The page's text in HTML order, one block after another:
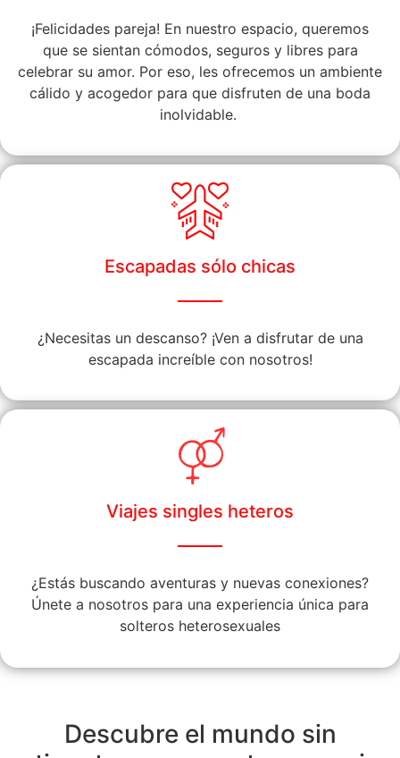
¡Felicidades pareja! En nuestro espacio, queremos
que se sientan cómodos, seguros y libres para
celebrar su amor. Por eso, les ofrecemos un ambiente
cálido y acogedor para que disfruten de una boda
inolvidable.
Escapadas sólo chicas
¿Necesitas un descanso? ¡Ven a disfrutar de una
escapada increíble con nosotros!
Viajes singles heteros
¿Estás buscando aventuras y nuevas conexiones?
Únete a nosotros para una experiencia única para
solteros heterosexuales
Descubre el mundo sin